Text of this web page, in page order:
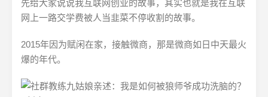
先给大家说说我互联网创业的故事，其实也就是我在互联
网上一路交学费被人当韭菜不停收割的故事。
2015年因为赋闲在家，接触微商，那是微商如日中天最火
爆的年代。